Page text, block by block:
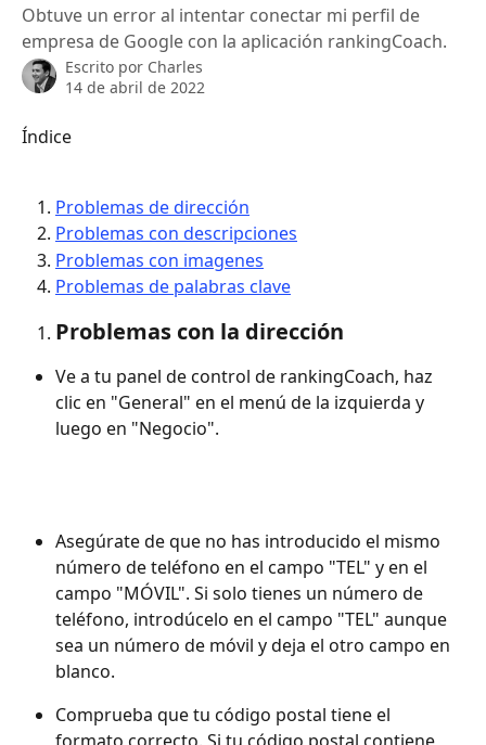
Obtuve un error al intentar conectar mi perfil de
empresa de Google con la aplicación rankingCoach.
Escrito por Charles
14 de abril de 2022
Índice
Problemas de dirección
Problemas con descripciones
Problemas con imagenes
Problemas de palabras clave
Problemas con la dirección
Ve a tu panel de control de rankingCoach, haz
clic en "General" en el menú de la izquierda y
luego en "Negocio".
Asegúrate de que no has introducido el mismo
número de teléfono en el campo "TEL" y en el
campo "MÓVIL". Si solo tienes un número de
teléfono, introdúcelo en el campo "TEL" aunque
sea un número de móvil y deja el otro campo en
blanco.
Comprueba que tu código postal tiene el